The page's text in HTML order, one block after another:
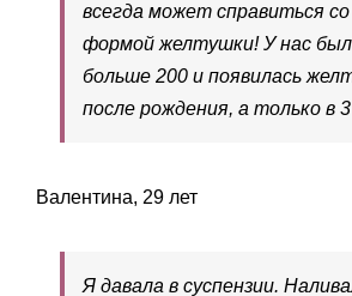
всегда может справиться
формой желтушки! У нас был
больше 200 и появилась
после рождения, а только в
Валентина, 29 лет
Я давала в суспензии.